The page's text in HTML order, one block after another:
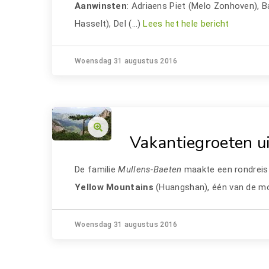
Aanwinsten: Adriaens Piet (Melo Zonhoven),
Hasselt), Del (…)Lees het hele bericht
Woensdag 31 augustus 2016
Vakantiegroeten
De familieMullens-Baeten maakte een
Yellow Mountains (Huangshan), één van de
Woensdag 31 augustus 2016